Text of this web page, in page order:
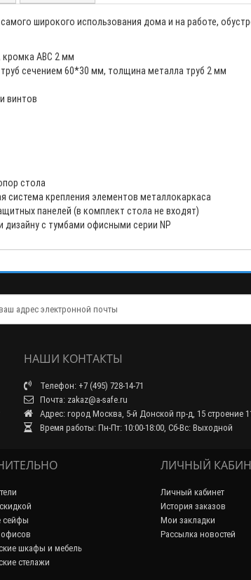
широкого использования дома и на работе,
ABC 2 мм
сечением 60*30 мм, толщина металла труб 2 мм
винтов
стола
система крепления элементов металлокаркаса
панелей (в комплект стола не входят)
с тумбами офисными серии NP
НАШИ КОНТАКТЫ
Телефон: +7 (495) 728-14-71
Почта: zakaz@a-safe.ru
Адрес: город Москва, 5-й Донской пр-д, 15 строение
Время работы: Пн-Пт: 10:00-18:00, Сб-Вс: Выходной
сейфы
шкафы и мебель
стелажи
ЛИЧНЫЙ
Личный кабинет
История заказов
Мои закладки
Рассылка новостей